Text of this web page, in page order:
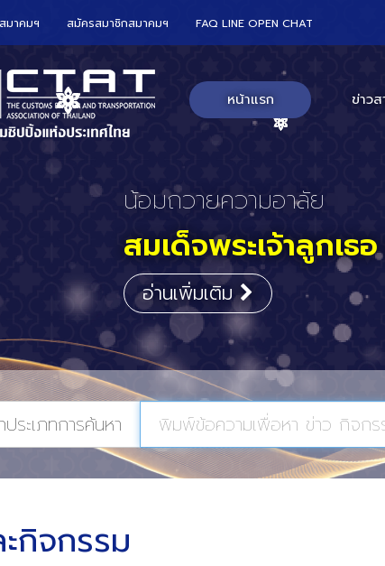
CTAT เข้าร่วมงานสัมมนา
ร่วมกับสถานเอกอัค
อาณาจักร
ประจำประเทศไทย
อ่านเพิ่มเติม
มาคมฯ สมัครสมาชิกสมาคมฯ FAQ LINE OPEN CHAT
หน้าแรก ข่าวส
ประเภทการค้นหา
กิจกรรม